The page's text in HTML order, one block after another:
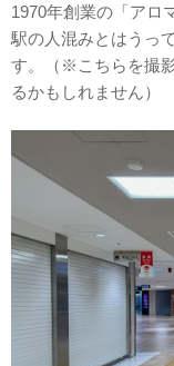
1970年創業の「アロ
駅の人混みとはうっ
す。（※こちらを撮
るかもしれません）